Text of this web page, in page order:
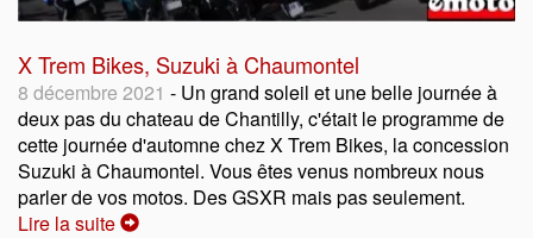
X Trem Bikes, Suzuki à Chaumontel
8 décembre 2021 - Un grand soleil et une belle journée à
deux pas du chateau de Chantilly, c'était le programme de
cette journée d'automne chez X Trem Bikes, la concession
Suzuki à Chaumontel. Vous êtes venus nombreux nous
parler de vos motos. Des GSXR mais pas seulement.
Lire la suite